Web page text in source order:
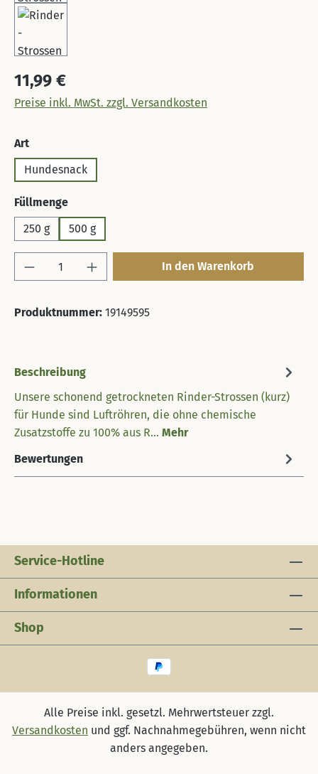
Regulärer Preis:
11,99 €
Preise inkl. MwSt. zzgl. Versandkosten
Artauswählen
Hundesnack
Füllmengeauswählen
250 g
500 g
Produkt Anzahl: Gib den gewünschten
In den Warenkorb
Produktnummer: 19149595
Beschreibung
Unsere schonend getrockneten Rinder-Strossen (kurz)
für Hunde sind Luftröhren, die ohne chemische
Zusatzstoffe zu 100% aus R… Mehr
Bewertungen
Service-Hotline
Informationen
Shop
Alle Preise inkl. gesetzl. Mehrwertsteuer zzgl.
Versandkosten und ggf. Nachnahmegebühren, wenn nicht
anders angegeben.